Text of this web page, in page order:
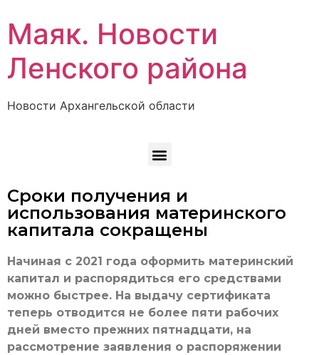
Маяк. Новости
Ленского района
Новости Архангельской области
Сроки получения и
использования материнского
капитала сокращены
Начиная с 2021 года оформить материнский
капитал и распорядиться его средствами
можно быстрее. На выдачу сертификата
теперь отводится не более пяти рабочих
дней вместо прежних пятнадцати, на
рассмотрение заявления о распоряжении